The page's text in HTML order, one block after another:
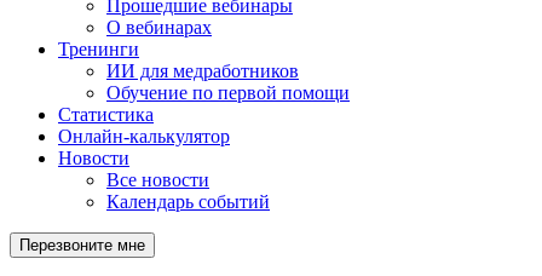
Прошедшие вебинары
О вебинарах
Тренинги
ИИ для медработников
Обучение по первой помощи
Статистика
Онлайн-калькулятор
Новости
Все новости
Календарь событий
Перезвоните мне